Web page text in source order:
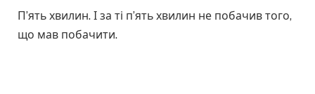
П’ять хвилин. І за ті п’ять хвилин не побачив того,
що мав побачити.